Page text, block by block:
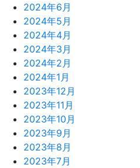
2024年6月
2024年5月
2024年4月
2024年3月
2024年2月
2024年1月
2023年12月
2023年11月
2023年10月
2023年9月
2023年8月
2023年7月